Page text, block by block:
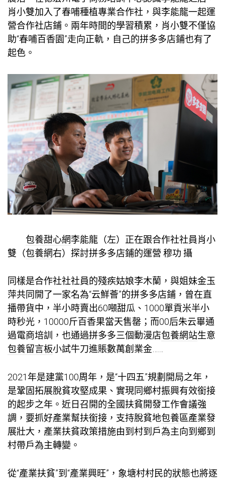
肖小雙加入了春哺種植專業合作社，與李能龍一起運
營合作社店鋪。兩年時間的學習積累，肖小雙不僅協
助“春哺百香園”走向正軌，自己的拼多多店鋪也有了
起色。
包養甜心網李能龍（左）正在跟合作社社員肖小
雙（包養網右）探討拼多多店鋪的運營 穆功 攝
同樣是合作社社社員的殘疾姑娘李木蘭，與姐妹金玉
萍共同開了一家名為“云鮮薈”的拼多多店鋪，曾在直
播帶貨中，半小時賣出60噸甜瓜、1000單貢米半小
時秒光，10000斤百香果當天售罄；而00后朱云畢通
過電商培訓，也通過拼多多三個動漫店包養網站生意
包養留言板小試牛刀進賬數萬創業金……
2021年是建黨100周年，是“十四五”規劃開局之年，
是鞏固拓展脫貧攻堅成果、實現同鄉村振興有效銜接
的起步之年。近日召開的全國扶貧開發工作會議強
調，要抓好產業幫扶銜接，支持脫貧地包養區產業發
展壯大，產業扶貧政策措施由到村到戶為主向到鄉到
村帶戶為主轉變。
從“產業扶貧”到“產業興旺”，象塘村村民的狀態也將逐